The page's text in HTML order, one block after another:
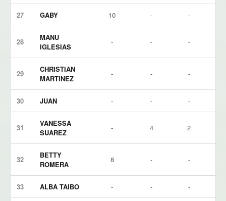
27 GABY 10 - -
28
MANU
IGLESIAS
- - -
29
CHRISTIAN
MARTINEZ
- - -
30 JUAN - - -
31
VANESSA
SUAREZ
- 4 2
32
BETTY
ROMERA
8 - -
33 ALBA TAIBO - - -